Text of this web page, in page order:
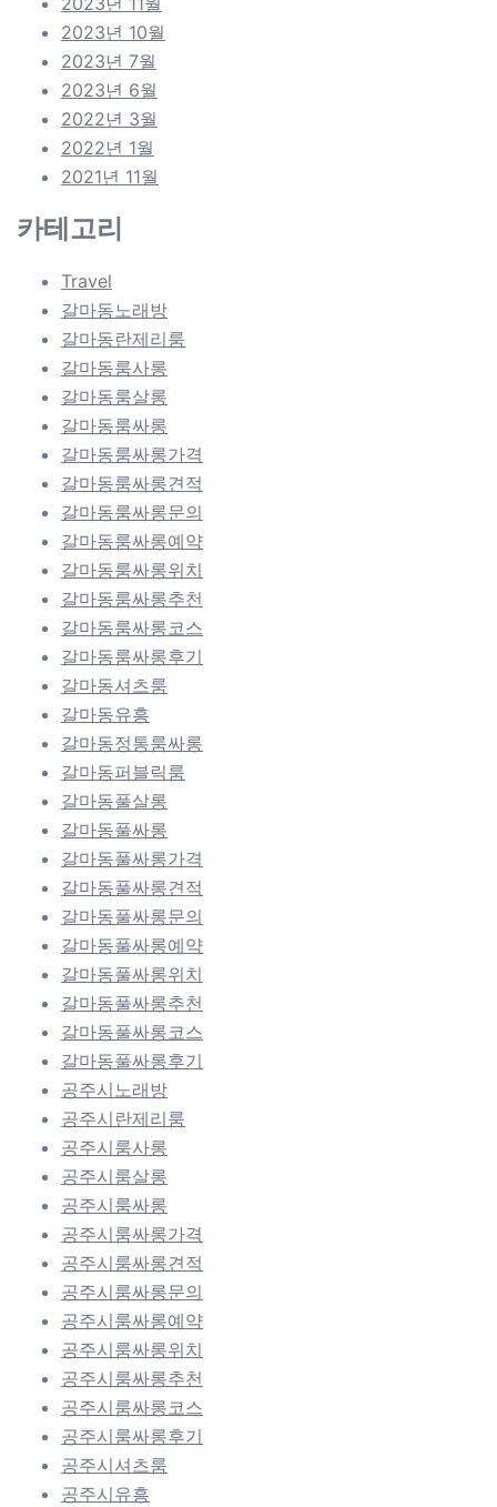
2023년 10월
2023년 7월
2023년 6월
2022년 3월
2022년 1월
2021년 11월
카테고리
Travel
갈마동노래방
갈마동란제리룸
갈마동룸사롱
갈마동룸살롱
갈마동룸싸롱
갈마동룸싸롱가격
갈마동룸싸롱견적
갈마동룸싸롱문의
갈마동룸싸롱예약
갈마동룸싸롱위치
갈마동룸싸롱추천
갈마동룸싸롱코스
갈마동룸싸롱후기
갈마동셔츠룸
갈마동유흥
갈마동정통룸싸롱
갈마동퍼블릭룸
갈마동풀살롱
갈마동풀싸롱
갈마동풀싸롱가격
갈마동풀싸롱견적
갈마동풀싸롱문의
갈마동풀싸롱예약
갈마동풀싸롱위치
갈마동풀싸롱추천
갈마동풀싸롱코스
갈마동풀싸롱후기
공주시노래방
공주시란제리룸
공주시룸사롱
공주시룸살롱
공주시룸싸롱
공주시룸싸롱가격
공주시룸싸롱견적
공주시룸싸롱문의
공주시룸싸롱예약
공주시룸싸롱위치
공주시룸싸롱추천
공주시룸싸롱코스
공주시룸싸롱후기
공주시셔츠룸
공주시유흥